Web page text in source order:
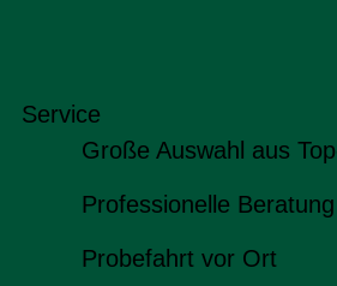
Service
Große Auswahl aus
Professionelle Beratung
Probefahrt vor Ort